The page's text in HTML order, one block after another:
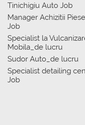
Tinichigiu Auto Job
Manager Achizitii
Job
Specialist la
Mobila_de lucru
Sudor Auto_de lucru
Specialist detailing
Job